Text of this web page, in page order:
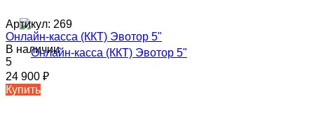
Артикул: 269
Онлайн-касса (ККТ) Эвотор 5"
В наличии
5
24 900 ₽
Купить